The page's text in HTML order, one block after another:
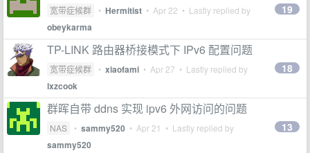
宽带症候群 • Hermitist • Apr 22 • Lastly replied by
obeykarma
19
TP-LINK 路由器桥接模式下 IPv6 配置问题
宽带症候群 • xiaofami • Apr 27 • Lastly replied by
lxzcook
18
群晖自带 ddns 实现 ipv6 外网访问的问题
NAS • sammy520 • Apr 21 • Lastly replied by
sammy520
13